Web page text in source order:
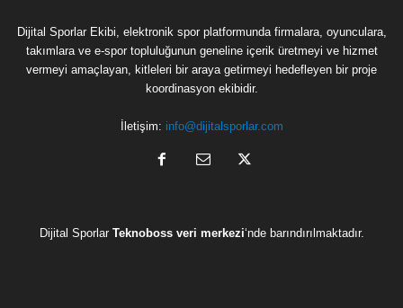
Dijital Sporlar Ekibi, elektronik spor platformunda firmalara, oyunculara,
takımlara ve e-spor topluluğunun geneline içerik üretmeyi ve hizmet
vermeyi amaçlayan, kitleleri bir araya getirmeyi hedefleyen bir proje
koordinasyon ekibidir.
İletişim: info@dijitalsporlar.com
Dijital Sporlar Teknoboss veri merkezi‘nde barındırılmaktadır.